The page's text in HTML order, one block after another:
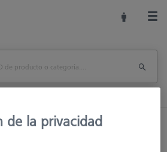
de la privacidad